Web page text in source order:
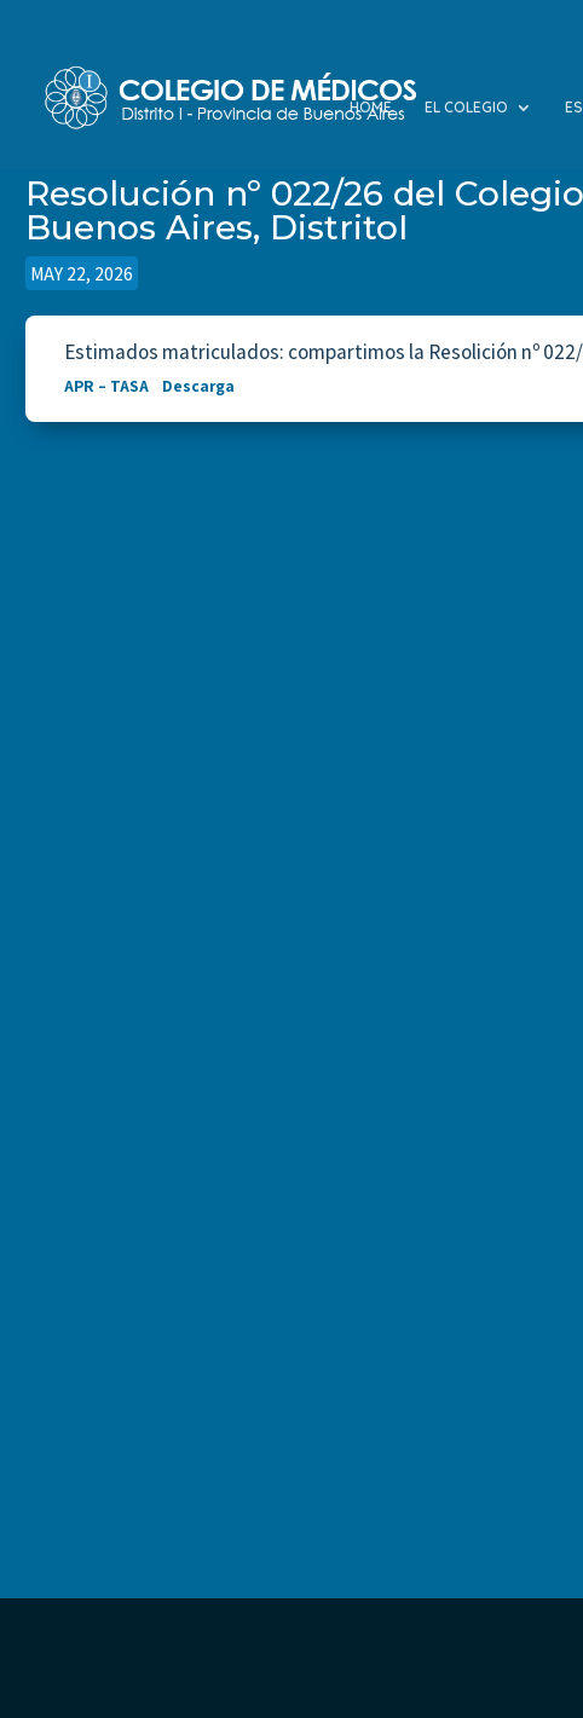
HOME EL COLEGIO
Resolución nº 022/26 del
Buenos Aires, DistritoI
POR|
MAY 22, 2026
Estimados matriculados: compartimos la Resolición nº
APR – TASA Descarga